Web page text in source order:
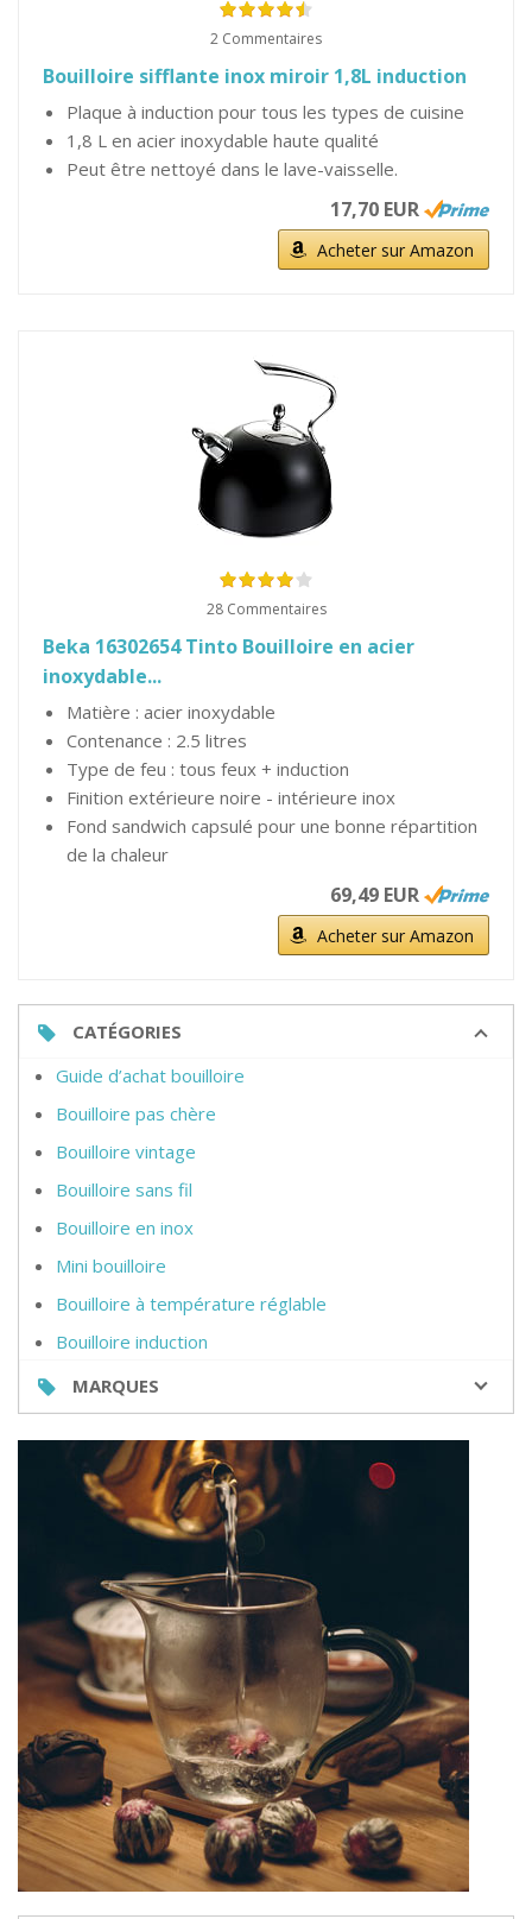
2 Commentaires
Bouilloire sifflante inox miroir 1,8L induction
Plaque à induction pour tous les types de cuisine
1,8 L en acier inoxydable haute qualité
Peut être nettoyé dans le lave-vaisselle.
17,70 EUR
Acheter sur Amazon
28 Commentaires
Beka 16302654 Tinto Bouilloire en acier
inoxydable...
Matière : acier inoxydable
Contenance : 2.5 litres
Type de feu : tous feux + induction
Finition extérieure noire - intérieure inox
Fond sandwich capsulé pour une bonne répartition
de la chaleur
69,49 EUR
Acheter sur Amazon
CATÉGORIES
Guide d’achat bouilloire
Bouilloire pas chère
Bouilloire vintage
Bouilloire sans fil
Bouilloire en inox
Mini bouilloire
Bouilloire à température réglable
Bouilloire induction
MARQUES